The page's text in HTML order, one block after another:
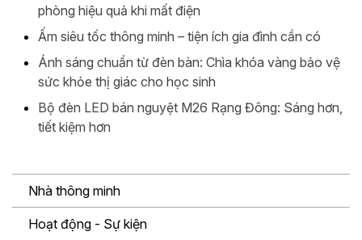
phòng hiệu quả khi mất điện
Ấm siêu tốc thông minh – tiện ích gia đình cần có
Ánh sáng chuẩn từ đèn bàn: Chìa khóa vàng bảo vệ
sức khỏe thị giác cho học sinh
Bộ đèn LED bán nguyệt M26 Rạng Đông: Sáng hơn,
tiết kiệm hơn
Nhà thông minh
Hoạt động - Sự kiện